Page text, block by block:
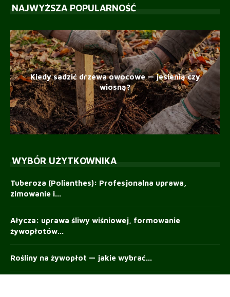
NAJWYŻSZA POPULARNOŚĆ
Kiedy sadzić drzewa owocowe — jesienią czy
wiosną?
WYBÓR UŻYTKOWNIKA
Tuberoza (Polianthes): Profesjonalna uprawa,
zimowanie i...
Ałycza: uprawa śliwy wiśniowej, formowanie
żywopłotów...
Rośliny na żywopłot — jakie wybrać...